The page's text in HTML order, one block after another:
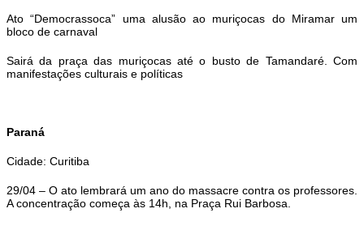
Ato “Democrassoca” uma alusão ao muriçocas do Miramar um
bloco de carnaval
Sairá da praça das muriçocas até o busto de Tamandaré. Com
manifestações culturais e políticas
Paraná
Cidade: Curitiba
29/04 – O ato lembrará um ano do massacre contra os professores.
A concentração começa às 14h, na Praça Rui Barbosa.